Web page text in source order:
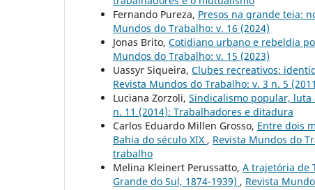
Fernando Pureza, Presos na grande teia:
Mundos do Trabalho: v. 16 (2024)
Jonas Brito, Cotidiano urbano e rebeldia
Mundos do Trabalho: v. 15 (2023)
Uassyr Siqueira, Clubes recreativos:
Revista Mundos do Trabalho: v. 3 n. 5
Luciana Zorzoli, Sindicalismo popular,
n. 11 (2014): Trabalhadores e ditadura
Carlos Eduardo Millen Grosso, Entre dois
Bahia do século XIX , Revista Mundos do
trabalho
Melina Kleinert Perussatto, A trajetória de
Grande do Sul, 1874-1939) , Revista